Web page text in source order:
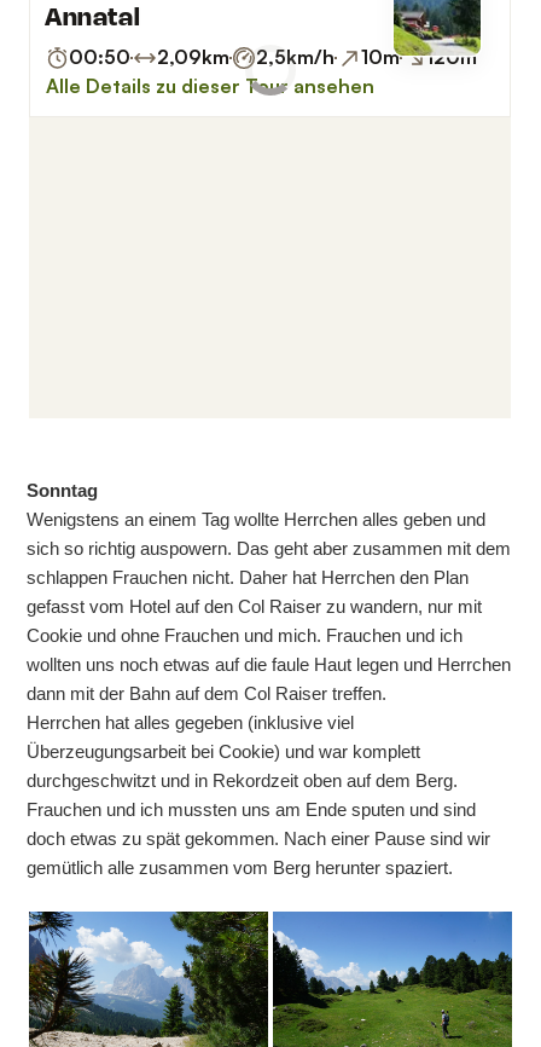
Sonntag
Wenigstens an einem Tag wollte Herrchen alles geben und
sich so richtig auspowern. Das geht aber zusammen mit dem
schlappen Frauchen nicht. Daher hat Herrchen den Plan
gefasst vom Hotel auf den Col Raiser zu wandern, nur mit
Cookie und ohne Frauchen und mich. Frauchen und ich
wollten uns noch etwas auf die faule Haut legen und Herrchen
dann mit der Bahn auf dem Col Raiser treffen.
Herrchen hat alles gegeben (inklusive viel
Überzeugungsarbeit bei Cookie) und war komplett
durchgeschwitzt und in Rekordzeit oben auf dem Berg.
Frauchen und ich mussten uns am Ende sputen und sind
doch etwas zu spät gekommen. Nach einer Pause sind wir
gemütlich alle zusammen vom Berg herunter spaziert.